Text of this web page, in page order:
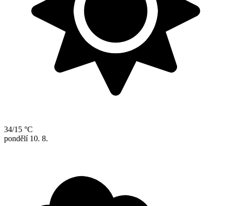
34/15 °C
pondělí 10. 8.